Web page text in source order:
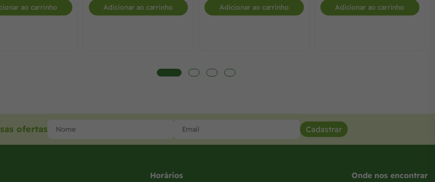
ao carrinho Adicionar ao carrinho Adicionar ao carrinho Adicionar ao carrinho
ofertas Cadastrar
Horários Onde nos encontrar